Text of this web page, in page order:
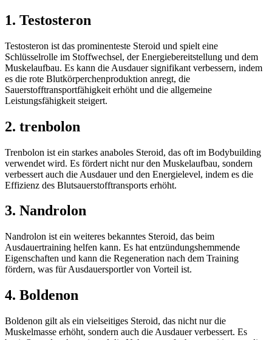
1. Testosteron
Testosteron ist das prominenteste Steroid und spielt eine
Schlüsselrolle im Stoffwechsel, der Energiebereitstellung und dem
Muskelaufbau. Es kann die Ausdauer signifikant verbessern, indem
es die rote Blutkörperchenproduktion anregt, die
Sauerstofftransportfähigkeit erhöht und die allgemeine
Leistungsfähigkeit steigert.
2. trenbolon
Trenbolon ist ein starkes anaboles Steroid, das oft im Bodybuilding
verwendet wird. Es fördert nicht nur den Muskelaufbau, sondern
verbessert auch die Ausdauer und den Energielevel, indem es die
Effizienz des Blutsauerstofftransports erhöht.
3. Nandrolon
Nandrolon ist ein weiteres bekanntes Steroid, das beim
Ausdauertraining helfen kann. Es hat entzündungshemmende
Eigenschaften und kann die Regeneration nach dem Training
fördern, was für Ausdauersportler von Vorteil ist.
4. Boldenon
Boldenon gilt als ein vielseitiges Steroid, das nicht nur die
Muskelmasse erhöht, sondern auch die Ausdauer verbessert. Es